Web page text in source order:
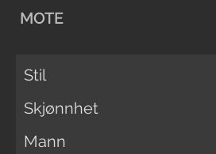
MOTE
Stil
Skjønnhet
Mann